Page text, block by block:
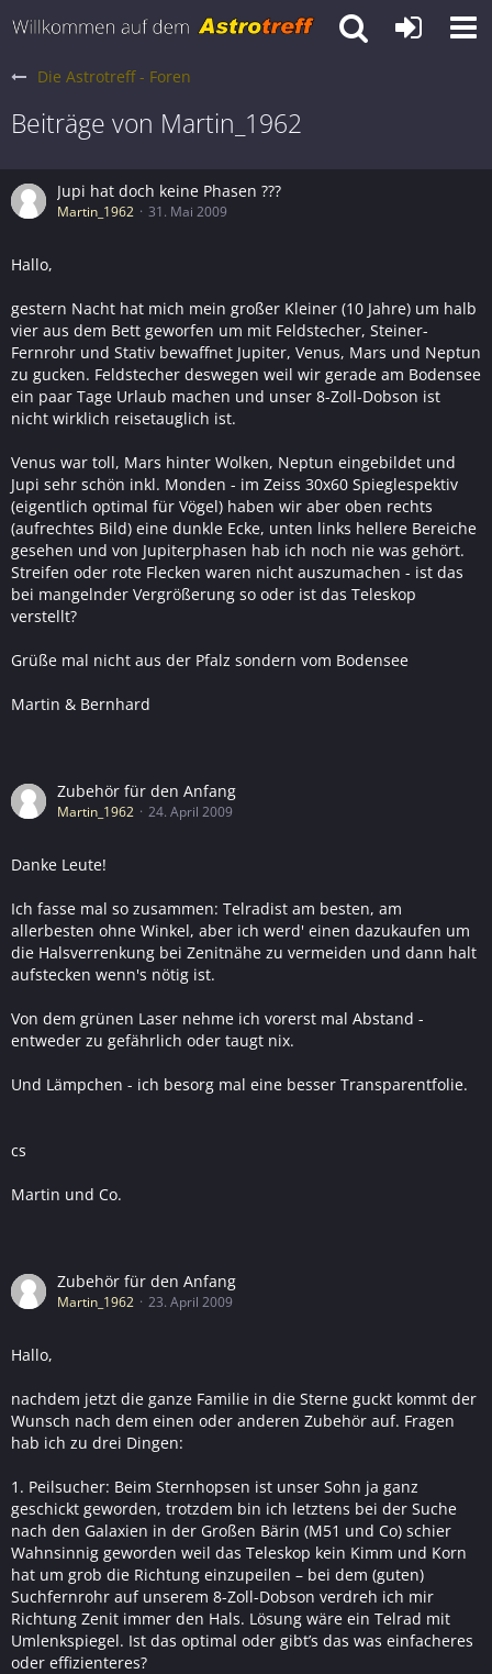
Die Astrotreff - Foren
Beiträge von Martin_1962
Jupi hat doch keine Phasen ???
Martin_1962 31. Mai 2009
Hallo,
gestern Nacht hat mich mein großer Kleiner (10 Jahre) um halb
vier aus dem Bett geworfen um mit Feldstecher, Steiner-
Fernrohr und Stativ bewaffnet Jupiter, Venus, Mars und Neptun
zu gucken. Feldstecher deswegen weil wir gerade am Bodensee
ein paar Tage Urlaub machen und unser 8-Zoll-Dobson ist
nicht wirklich reisetauglich ist.
Venus war toll, Mars hinter Wolken, Neptun eingebildet und
Jupi sehr schön inkl. Monden - im Zeiss 30x60 Spieglespektiv
(eigentlich optimal für Vögel) haben wir aber oben rechts
(aufrechtes Bild) eine dunkle Ecke, unten links hellere Bereiche
gesehen und von Jupiterphasen hab ich noch nie was gehört.
Streifen oder rote Flecken waren nicht auszumachen - ist das
bei mangelnder Vergrößerung so oder ist das Teleskop
verstellt?
Grüße mal nicht aus der Pfalz sondern vom Bodensee
Martin & Bernhard
Zubehör für den Anfang
Martin_1962 24. April 2009
Danke Leute!
Ich fasse mal so zusammen: Telradist am besten, am
allerbesten ohne Winkel, aber ich werd' einen dazukaufen um
die Halsverrenkung bei Zenitnähe zu vermeiden und dann halt
aufstecken wenn's nötig ist.
Von dem grünen Laser nehme ich vorerst mal Abstand -
entweder zu gefährlich oder taugt nix.
Und Lämpchen - ich besorg mal eine besser Transparentfolie.
cs
Martin und Co.
Zubehör für den Anfang
Martin_1962 23. April 2009
Hallo,
nachdem jetzt die ganze Familie in die Sterne guckt kommt der
Wunsch nach dem einen oder anderen Zubehör auf. Fragen
hab ich zu drei Dingen:
1. Peilsucher: Beim Sternhopsen ist unser Sohn ja ganz
geschickt geworden, trotzdem bin ich letztens bei der Suche
nach den Galaxien in der Großen Bärin (M51 und Co) schier
Wahnsinnig geworden weil das Teleskop kein Kimm und Korn
hat um grob die Richtung einzupeilen – bei dem (guten)
Suchfernrohr auf unserem 8-Zoll-Dobson verdreh ich mir
Richtung Zenit immer den Hals. Lösung wäre ein Telrad mit
Umlenkspiegel. Ist das optimal oder gibt’s das was einfacheres
oder effizienteres?